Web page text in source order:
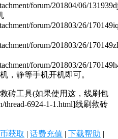
forum/201804/06/
forum/201803/26/
forum/201803/26/
forum/201803/26/
，静等手机开机即可。
砖工具(如果使用这，线刷包
thread-6924-1-1.html]线刷救砖
获取 | 话费充值 | 下载帮助 |